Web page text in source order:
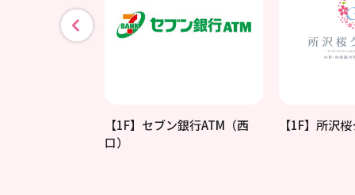
【1F】セブン銀行ATM（西
口）
【1F】所沢